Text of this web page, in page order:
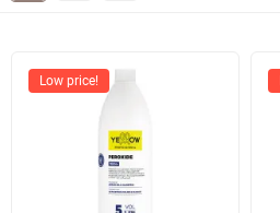
Low price!